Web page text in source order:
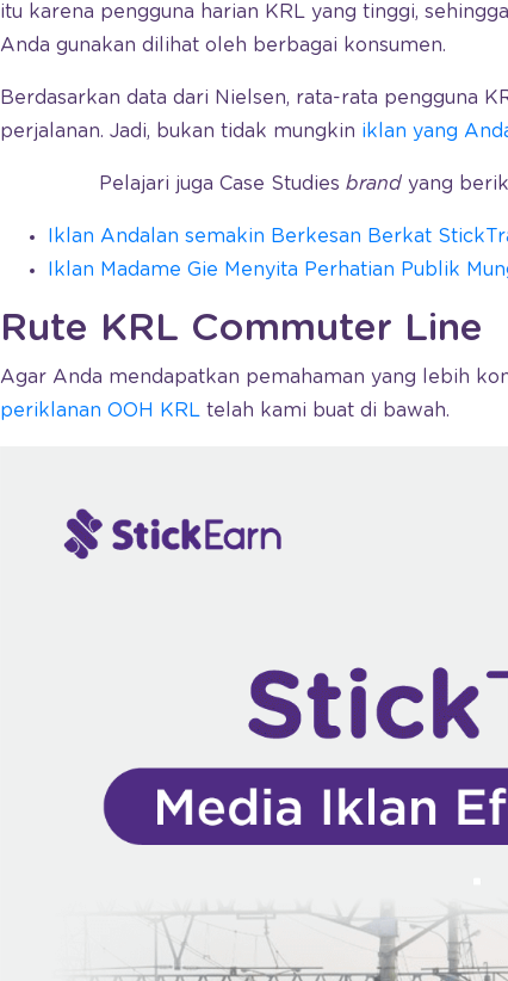
itu karena pengguna harian KRL yang tinggi,
Anda gunakan dilihat oleh berbagai konsumen.
Berdasarkan data dari Nielsen, rata-rata pengguna
perjalanan. Jadi, bukan tidak mungkin iklan yang
Pelajari juga Case Studies brandyang
Iklan Andalan semakin Berkesan Berkat
Iklan Madame Gie Menyita Perhatian Publik
Rute KRL Commuter Line
Agar Anda mendapatkan pemahaman yang lebih
periklanan OOH KRL telah kami buat di bawah.